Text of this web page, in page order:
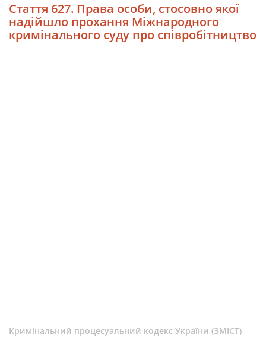
Стаття 627. Права особи, стосовно якої
надійшло прохання Міжнародного
кримінального суду про співробітництво
Кримінальний процесуальний кодекс України (ЗМІСТ)